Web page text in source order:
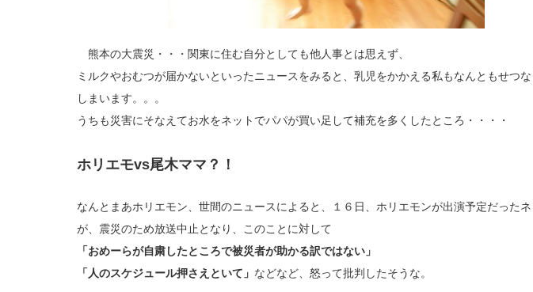
熊本の大震災・・・関東に住む自分としても他人事とは思えず、
ミルクやおむつが届かないといったニュースをみると、乳児をかかえる私もなんともせつ
しまいます。。。
うちも災害にそなえてお水をネットでパパが買い足して補充を多くしたところ・・・・
ホリエモvs尾木ママ？！
なんとまあホリエモン、世間のニュースによると、１６日、ホリエモンが出演予定だったネ
が、震災のため放送中止となり、このことに対して
「おめーらが自粛したところで被災者が助かる訳ではない」
「人のスケジュール押さえといて」 などなど、怒って批判したそうな。